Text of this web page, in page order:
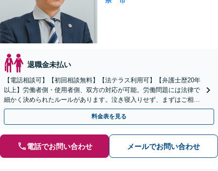
退職金未払い
【電話相談可】【初回相談無料】【法テラス利用可】【弁護士歴20年
以上】労働者側・使用者側、双方の対応が可能。労働問題には法律で
細かく決められたルールがあります。泣き寝入りせず、まずはご相談
を！【夜間・休日面談可】【完全個室】【刈谷駅3分】
料金表を見る
電話でお問い合わせ メールでお問い合わせ